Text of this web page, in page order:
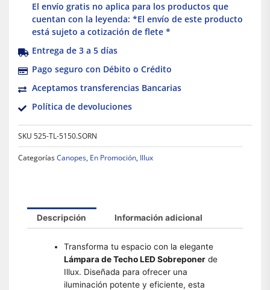
El envío gratis no aplica para los productos que
cuentan con la leyenda: *El envío de este producto
está sujeto a cotización de flete *
Entrega de 3 a 5 días
Pago seguro con Débito o Crédito
Aceptamos transferencias Bancarias
Política de devoluciones
SKU 525-TL-5150.SORN
CategoríasCanopes, En Promoción, Illux
Descripción Información adicional
Transforma tu espacio con la elegante
Lámpara de Techo LED Sobreponer de
Illux. Diseñada para ofrecer una
iluminación potente y eficiente, esta